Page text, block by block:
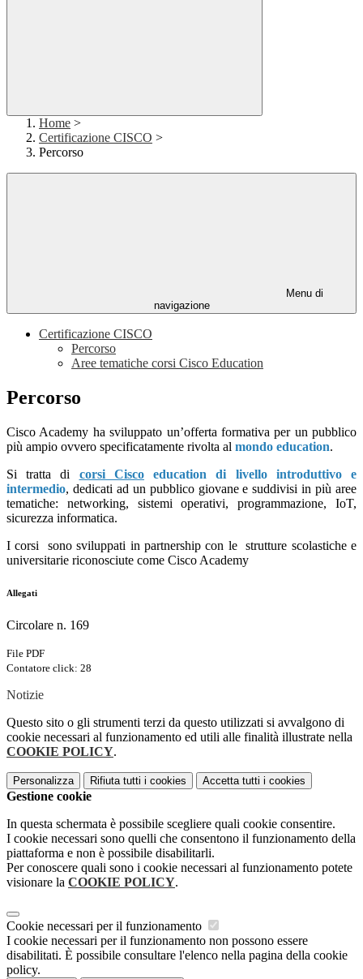
Home >
Certificazione CISCO >
Percorso
Menu di
navigazione
Certificazione CISCO
Percorso
Aree tematiche corsi Cisco Education
Percorso
Cisco Academy ha sviluppato un’offerta formativa per un pubblico
più ampio ovvero specificatamente rivolta al mondo education.
Si tratta di corsi Ciscoeducation di livello introduttivo e
intermedio, dedicati ad un pubblico giovane e suddivisi in più aree
tematiche: networking, sistemi operativi, programmazione, IoT,
sicurezza informatica.
I corsi sono sviluppati in partnership con le strutture scolastiche e
universitarie riconosciute come Cisco Academy
Allegati
Circolare n. 169
File PDF
Contatore click: 28
Notizie
Questo sito o gli strumenti terzi da questo utilizzati si avvalgono di
cookie necessari al funzionamento ed utili alle finalità illustrate nella
COOKIE POLICY.
Personalizza Rifiuta tutti i cookies Accetta tutti i cookies
Gestione cookie
In questa schermata è possibile scegliere quali cookie consentire.
I cookie necessari sono quelli che consentono il funzionamento della
piattaforma e non è possibile disabilitarli.
Per conoscere quali sono i cookie necessari al funzionamento potete
visionare la COOKIE POLICY.
Cookie necessari per il funzionamento
I cookie necessari per il funzionamento non possono essere
disabilitati. È possibile consultare l'elenco nella pagina della cookie
policy.